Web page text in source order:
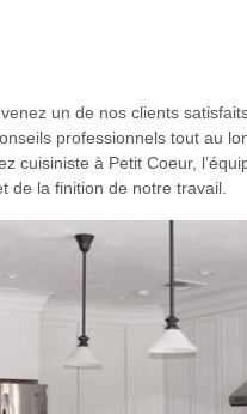
un de nos clients
professionnels tout au
cuisiniste à Petit Coeur,
de la finition de notre travail.